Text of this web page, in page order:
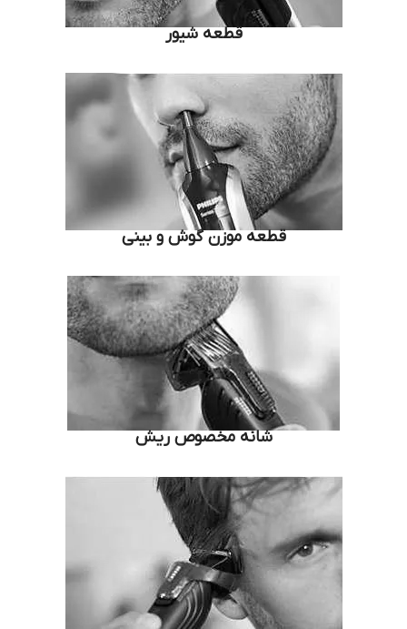
قطعه شیور
قطعه موزن گوش و بینی
شانه مخصوص ریش